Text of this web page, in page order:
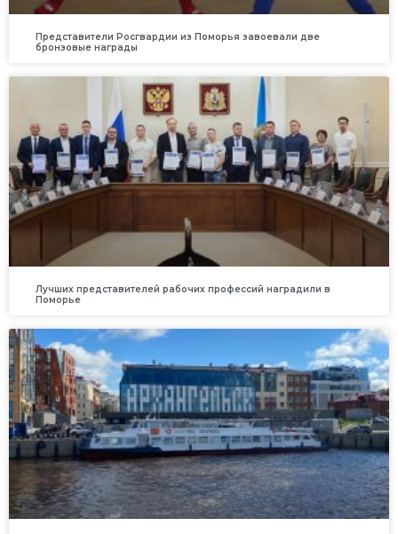
Представители Росгвардии из Поморья завоевали две
бронзовые награды
Лучших представителей рабочих профессий наградили в
Поморье